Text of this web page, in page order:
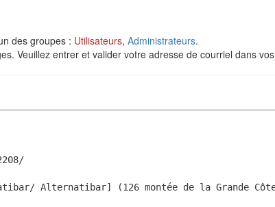
des groupes : Utilisateurs, Administrateurs.
Veuillez entrer et valider votre adresse de courriel dans vos